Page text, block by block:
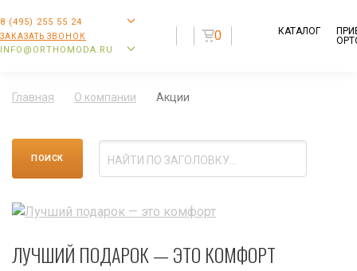
8 (495) 255 55 24
ЗАКАЗАТЬ ЗВОНОК
INFO@ORTHOMODA.RU
0 КАТАЛОГ
Главная О компании Акции
ЛУЧШИЙ ПОДАРОК — ЭТО КОМФОРТ